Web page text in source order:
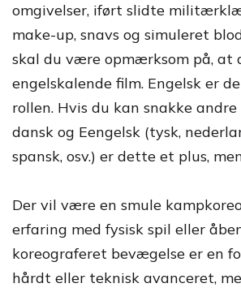
omgivelser, iført slidte
make-up, snavs og simuleret
skal du være opmærksom på, at
engelskalende film. Engelsk er
rollen. Hvis du kan snakke andre
dansk og Eengelsk (tysk,
spansk, osv.) er dette et plus,
Der vil være en smule
erfaring med fysisk spil eller
koreograferet bevægelse er en
hårdt eller teknisk avanceret,